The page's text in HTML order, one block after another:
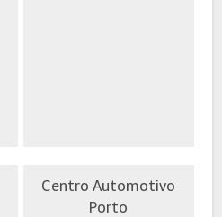
Centro Automotivo
Porto